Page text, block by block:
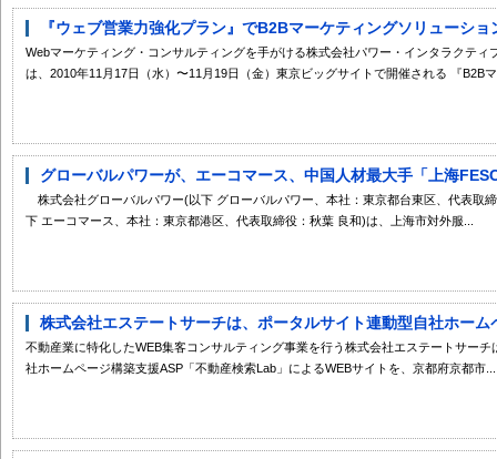
『ウェブ営業力強化プラン』でB2Bマーケティングソリューシ
Webマーケティング・コンサルティングを手がける株式会社パワー・インタラクテ
は、2010年11月17日（水）〜11月19日（金）東京ビッグサイトで開催される 『B2B
グローバルパワーが、エーコマース、中国人材最大手「上海
株式会社グローバルパワー(以下 グローバルパワー、本社：東京都台東区、代表取
下 エーコマース、本社：東京都港区、代表取締役：秋葉 良和)は、上海市対外服...
株式会社エステートサーチは、ポータルサイト連動型自社ホーム
不動産業に特化したWEB集客コンサルティング事業を行う株式会社エステートサー
社ホームページ構築支援ASP「不動産検索Lab」によるWEBサイトを、京都府京都市...